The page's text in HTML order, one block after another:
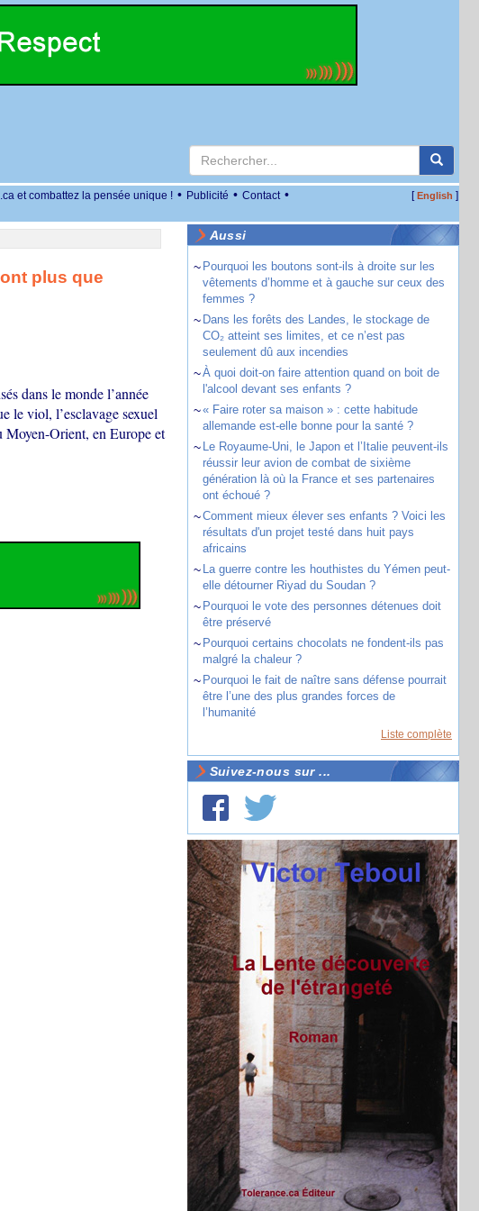
et combattez la pensée unique ! • Publicité • Contact • [English ]
plus que
dans le monde l’année
le viol, l’esclavage sexuel
Moyen-Orient, en Europe et
Aussi
~ Pourquoi les boutons sont-ils à droite sur les
vêtements d’homme et à gauche sur ceux des
femmes ?
~ Dans les forêts des Landes, le stockage de
CO₂ atteint ses limites, et ce n’est pas
seulement dû aux incendies
~À quoi doit-on faire attention quand on boit de
l'alcool devant ses enfants ?
~« Faire roter sa maison » : cette habitude
allemande est-elle bonne pour la santé ?
~ Le Royaume-Uni, le Japon et l’Italie peuvent-ils
réussir leur avion de combat de sixième
génération là où la France et ses partenaires
ont échoué ?
~Comment mieux élever ses enfants ? Voici les
résultats d'un projet testé dans huit pays
africains
~ La guerre contre les houthistes du Yémen peut-
elle détourner Riyad du Soudan ?
~ Pourquoi le vote des personnes détenues doit
être préservé
~ Pourquoi certains chocolats ne fondent-ils pas
malgré la chaleur ?
~ Pourquoi le fait de naître sans défense pourrait
être l’une des plus grandes forces de
l’humanité
Liste complète
Suivez-nous sur ...